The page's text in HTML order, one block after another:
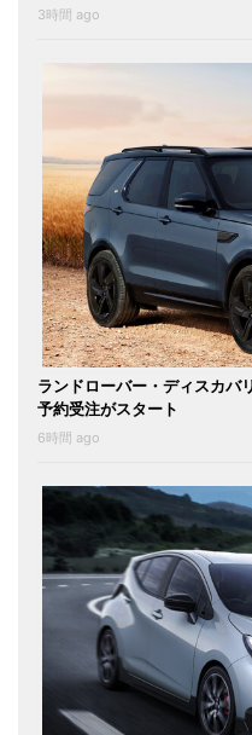
3時間 ago
ランドローバー・ディスカバ
予約受注がスタート
6時間 ago